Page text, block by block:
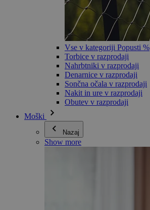
Vse v kategoriji Popusti %
Torbice v razprodaji
Nahrbtniki v razprodaji
Denarnice v razprodaji
Sončna očala v razprodaji
Nakit in ure v razprodaji
Obutev v razprodaji
Moški
Nazaj
Show more